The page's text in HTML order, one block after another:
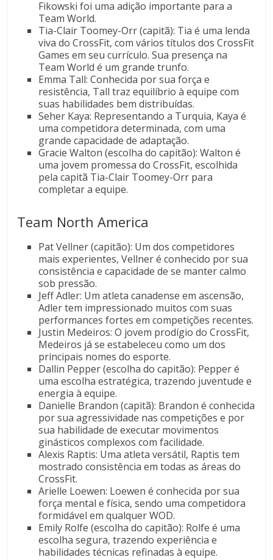
Fikowski foi uma adição importante para a
Team World.
Tia-Clair Toomey-Orr (capitã): Tia é uma lenda
viva do CrossFit, com vários títulos dos CrossFit
Games em seu currículo. Sua presença na
Team World é um grande trunfo.
Emma Tall: Conhecida por sua força e
resistência, Tall traz equilíbrio à equipe com
suas habilidades bem distribuídas.
Seher Kaya: Representando a Turquia, Kaya é
uma competidora determinada, com uma
grande capacidade de adaptação.
Gracie Walton (escolha do capitão): Walton é
uma jovem promessa do CrossFit, escolhida
pela capitã Tia-Clair Toomey-Orr para
completar a equipe.
Team North America
Pat Vellner (capitão): Um dos competidores
mais experientes, Vellner é conhecido por sua
consistência e capacidade de se manter calmo
sob pressão.
Jeff Adler: Um atleta canadense em ascensão,
Adler tem impressionado muitos com suas
performances fortes em competições recentes.
Justin Medeiros: O jovem prodígio do CrossFit,
Medeiros já se estabeleceu como um dos
principais nomes do esporte.
Dallin Pepper (escolha do capitão): Pepper é
uma escolha estratégica, trazendo juventude e
energia à equipe.
Danielle Brandon (capitã): Brandon é conhecida
por sua agressividade nas competições e por
sua habilidade de executar movimentos
ginásticos complexos com facilidade.
Alexis Raptis: Uma atleta versátil, Raptis tem
mostrado consistência em todas as áreas do
CrossFit.
Arielle Loewen: Loewen é conhecida por sua
força mental e física, sendo uma competidora
formidável em qualquer WOD.
Emily Rolfe (escolha do capitão): Rolfe é uma
escolha segura, trazendo experiência e
habilidades técnicas refinadas à equipe.